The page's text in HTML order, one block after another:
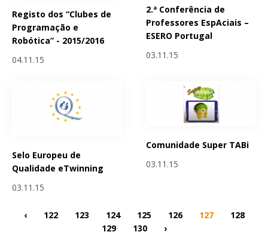
Registo dos “Clubes de
Programação e
Robótica” - 2015/2016
04.11.15
2.ª Conferência de
Professores EspAciais –
ESERO Portugal
03.11.15
Selo Europeu de
Qualidade eTwinning
03.11.15
Comunidade Super TABi
03.11.15
‹ 122 123 124 125 126 127
128
129
130 ›